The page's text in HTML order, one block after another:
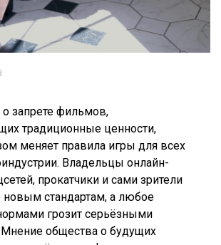
запрете фильмов,
традиционные ценности,
меняет правила игры для всех
Владельцы онлайн-
прокатчики и сами зрители
новым стандартам, а любое
грозит серьёзными
общества о будущих